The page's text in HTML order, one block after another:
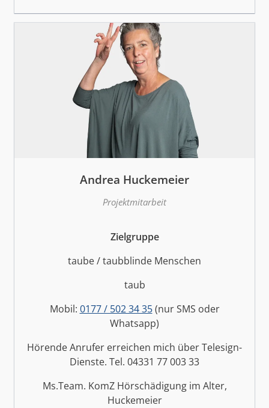
Andrea Huckemeier
Projektmitarbeit
Zielgruppe
taube / taubblinde Menschen
taub
Mobil: 0177 / 502 34 35(nur SMS oder
Whatsapp)
Hörende Anrufer erreichen mich über Telesign-
Dienste. Tel. 04331 77 003 33
Ms.Team. KomZ Hörschädigung im Alter,
Huckemeier